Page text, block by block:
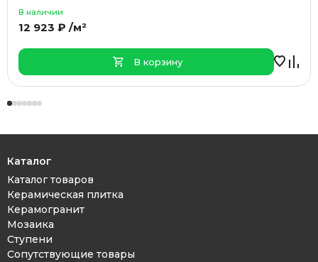
В наличии
12 923 ₽ /м²
В корзину
Каталог
Каталог товаров
Керамическая плитка
Керамогранит
Мозаика
Ступени
Сопутствующие товары